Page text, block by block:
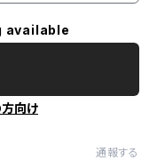
available
向け
通報する